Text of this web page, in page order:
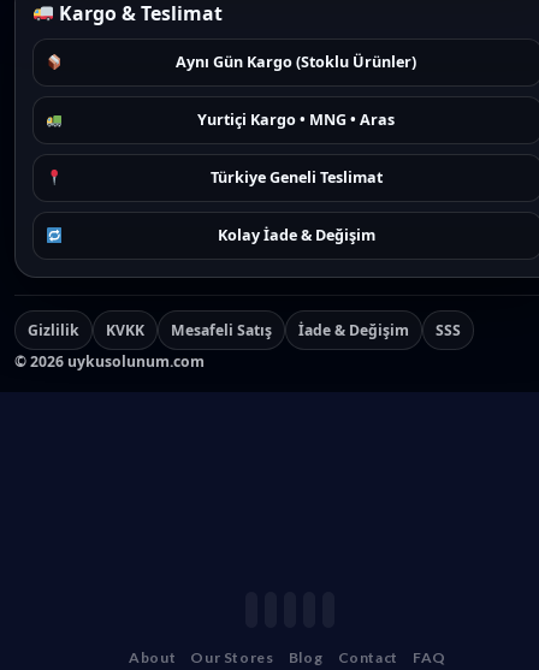
Kargo & Teslimat
Aynı Gün Kargo (Stoklu Ürünler)
Yurtiçi Kargo • MNG • Aras
Türkiye Geneli Teslimat
Kolay İade & Değişim
Gizlilik KVKK Mesafeli Satış İade & Değişim
SSS
©2026 uykusolunum.com
About Our Stores Blog Contact FAQ